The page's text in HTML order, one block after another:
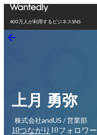
400万人が利用するビジネスSNS
上月 勇弥
株式会社andUS / 営業部
10つながり 10フォロワー